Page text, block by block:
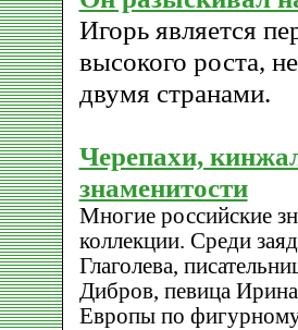
Игорь является
высокого роста,
двумя странами.
Черепахи,
знаменитости
Многие российские
коллекции. Среди
Глаголева,
Дибров, певица
Европы по